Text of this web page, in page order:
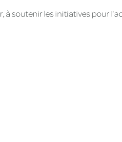
à soutenir les initiatives pour